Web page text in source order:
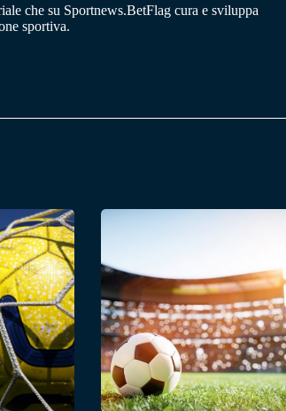
che su Sportnews.BetFlag cura e sviluppa
sportiva.